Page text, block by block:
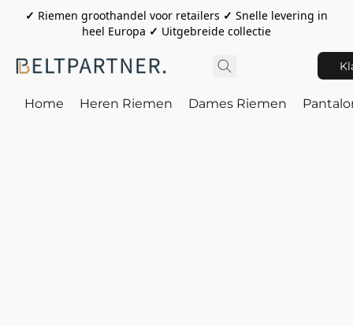
✓ Riemen groothandel voor retailers ✓ Snelle levering in
heel Europa ✓ Uitgebreide collectie
Home Heren Riemen Dames Riemen